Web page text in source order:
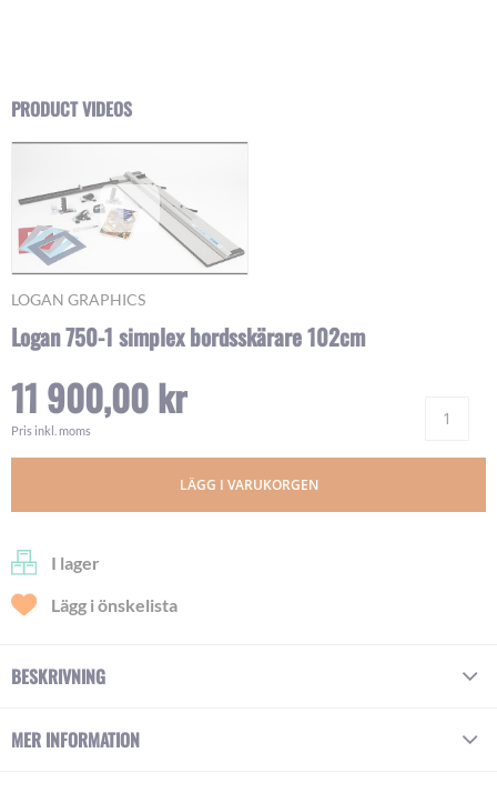
LOGAN GRAPHICS
Logan 750-1 simplex bordsskärare 102cm
11 900,00 kr
Pris inkl. moms
LÄGG I VARUKORGEN
I lager
Lägg i önskelista
Skip
to
the
the
images
gallery
PRODUCT VIDEOS
BESKRIVNING
MER INFORMATION